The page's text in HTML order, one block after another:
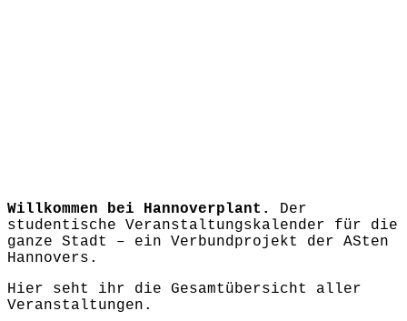
Willkommen bei Hannoverplant.
Der
studentische Veranstaltungskalender für die
ganze Stadt – ein Verbundprojekt der ASten
Hannovers.
Hier seht ihr die Gesamtübersicht aller
Veranstaltungen.